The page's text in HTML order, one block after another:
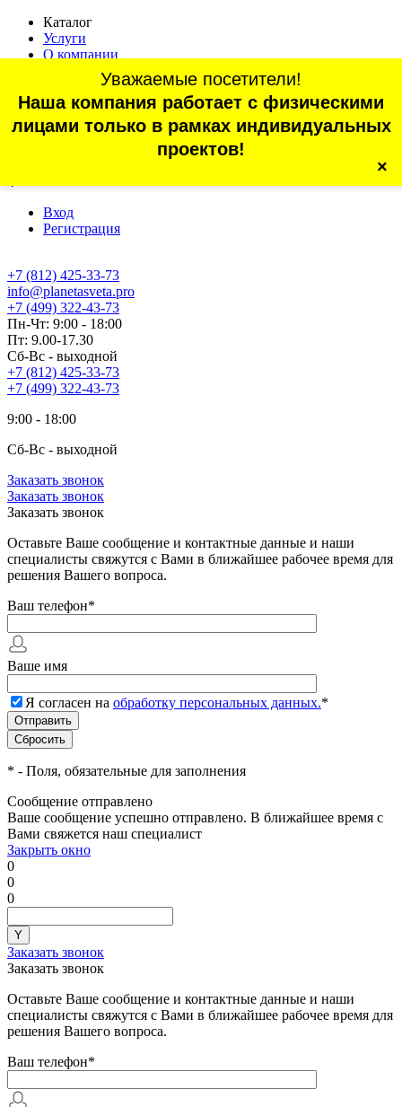
Каталог
Услуги
О компании
Статьи
Контакты
Отзывы
г. Санкт-Петербург, проспект Обуховской Обороны, 70, корп.
Вход
Регистрация
+7 (812) 425-33-73
Уважаемые посетители!
Наша компания работает с физическими
лицами только в рамках индивидуальных
проектов!
×
info@planetasveta.pro
+7 (499) 322-43-73
Пн-Чт: 9:00 - 18:00
Пт: 9.00-17.30
Сб-Вс - выходной
+7 (812) 425-33-73
+7 (499) 322-43-73
9:00 - 18:00
Сб-Вс - выходной
Заказать звонок
Заказать звонок
Заказать звонок
Оставьте Ваше сообщение и контактные данные и наши
специалисты свяжутся с Вами в ближайшее рабочее время для
решения Вашего вопроса.
Ваш телефон*
Ваше имя
Я согласен на обработку персональных данных.*
* - Поля, обязательные для заполнения
Сообщение отправлено
Ваше сообщение успешно отправлено. В ближайшее время с
Вами свяжется наш специалист
Закрыть окно
0
0
0
Заказать звонок
Заказать звонок
Оставьте Ваше сообщение и контактные данные и наши
специалисты свяжутся с Вами в ближайшее рабочее время для
решения Вашего вопроса.
Ваш телефон*